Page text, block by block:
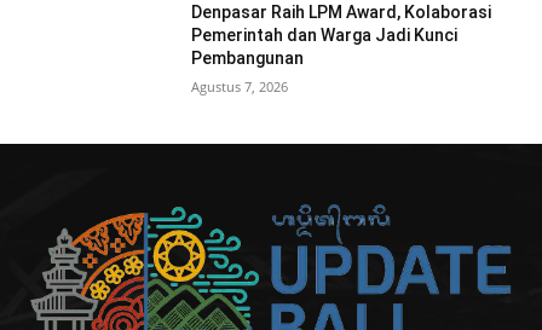
Denpasar Raih LPM Award, Kolaborasi
Pemerintah dan Warga Jadi Kunci
Pembangunan
Agustus 7, 2026